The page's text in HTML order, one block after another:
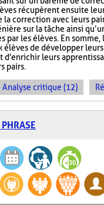
récupèrent ensuite
correction avec leurs
sur la tâche ainsi
par les élèves. En somme,
élèves de développer
d'enrichir leurs
pairs.
Analyse critique (12)